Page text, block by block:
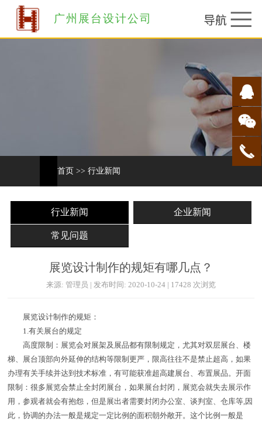
广州展台设计公司
首页 >> 行业新闻
行业新闻 企业新闻
常见问题
展览设计制作的规矩有哪几点？
来源: 管理员 | 发布时间: 2020-10-24 | 17428 次浏览
展览设计制作的规矩：
1.有关展台的规定
高度限制：展览会对展架及展品都有限制规定，尤其对双层展台、楼
梯、展台顶部向外延伸的结构等限制更严，限高往往不是禁止超高，如果
办理有关手续并达到技术标准，有可能获准超高建展台、布置展品。开面
限制：很多展览会禁止全封闭展台，如果展台封闭，展览会就失去展示作
用，参观者就会有抱怨，但是展出者需要封闭办公室、谈判室、仓库等,因
此，协调的办法一般是规定一定比例的面积朝外敞开。这个比例一般是